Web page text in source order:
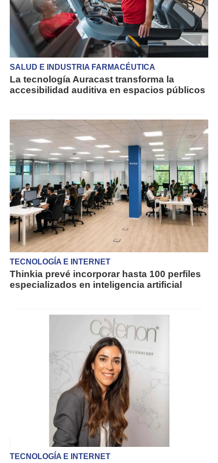
SALUD E INDUSTRIA FARMACÉUTICA
La tecnología Auracast transforma la
accesibilidad auditiva en espacios públicos
TECNOLOGÍA E INTERNET
Thinkia prevé incorporar hasta 100 perfiles
especializados en inteligencia artificial
TECNOLOGÍA E INTERNET